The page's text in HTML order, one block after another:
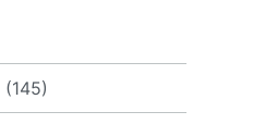
(145)